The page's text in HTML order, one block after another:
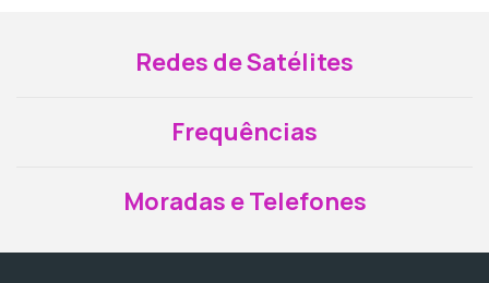
Redes de Satélites
Frequências
Moradas e Telefones